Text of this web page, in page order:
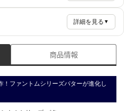
詳細を見る ▼
商品情報
！ファントムシリーズパターが進化し